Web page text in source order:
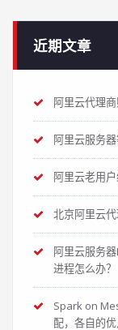
近期文章
阿里云代理
阿里云服务
阿里云老用
北京阿里云
阿里云服务
进程怎么办？
Spark on
配，各自的优